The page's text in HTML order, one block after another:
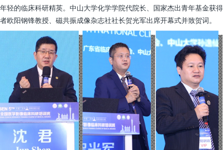
年轻的临床科研精英。中山大学化学学院代院长、国家杰出青年基金获得
者欧阳钢锋教授、磁共振成像杂志社社长贺光军出席开幕式并致贺词。